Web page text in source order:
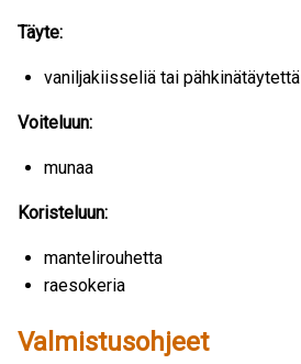
Täyte:
vaniljakiisseliä tai pähkinätäytettä
Voiteluun:
munaa
Koristeluun:
mantelirouhetta
raesokeria
Valmistusohjeet